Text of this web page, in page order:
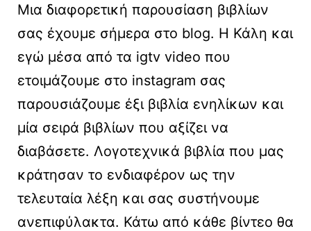
Μια διαφορετική παρουσίαση βιβλίων
σας έχουμε σήμερα στο blog. Η Κάλη και
εγώ μέσα από τα igtv video που
ετοιμάζουμε στο instagram σας
παρουσιάζουμε έξι βιβλία ενηλίκων και
μία σειρά βιβλίων που αξίζει να
διαβάσετε. Λογοτεχνικά βιβλία που μας
κράτησαν το ενδιαφέρον ως την
τελευταία λέξη και σας συστήνουμε
ανεπιφύλακτα. Κάτω από κάθε βίντεο θα